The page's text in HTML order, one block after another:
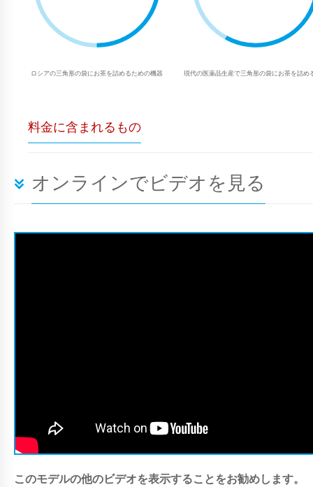
ロシアの三角形の袋にお茶を詰めるための機器 現代の医薬品生産で三角形の袋にお茶を詰め
料金に含まれるもの
オンラインでビデオを見る
このモデルの他のビデオを表示することをお勧めします。